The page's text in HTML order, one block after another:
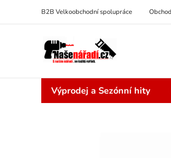
obsah
B2B Velkoobchodní spolupráce
Výprodej a Sezónní hity